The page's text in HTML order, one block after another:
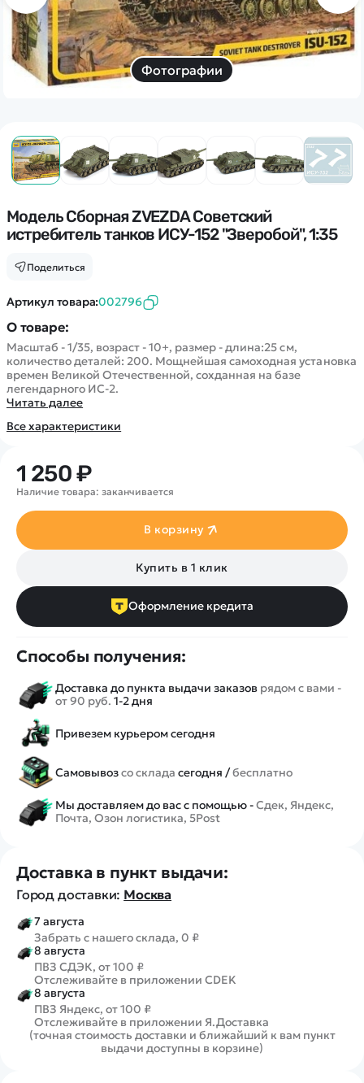
Фотографии
Модель Сборная ZVEZDA Советский
истребитель танков ИСУ-152 "Зверобой", 1:35
Поделиться
Артикул товара:002796
О товаре:
Масштаб - 1/35, возраст - 10+, размер - длина:25 см,
количество деталей: 200. Мощнейшая самоходная установка
времен Великой Отечественной, сохданная на базе
легендарного ИС-2.
Читать далее
Все характеристики
1 250 ₽
Наличие товара: заканчивается
В корзину
Купить в 1 клик
Оформление кредита
Способы получения:
Доставка до пункта выдачи заказов рядом с вами -
от 90 руб. 1-2 дня
Привезем курьером сегодня
Самовывозсо склада сегодня /бесплатно
Мы доставляем до вас с помощью -Сдек, Яндекс,
Почта, Озон логистика, 5Post
Доставка в пункт выдачи:
Город доставки: Москва
7 августа
Забрать с нашего склада, 0 ₽
8 августа
ПВЗ СДЭК, от 100 ₽
Отслеживайте в приложении CDEK
8 августа
ПВЗ Яндекс, от 100 ₽
Отслеживайте в приложении Я.Доставка
(точная стоимость доставки и ближайший к вам пункт
выдачи доступны в корзине)
Дополнительный способ связи
WhatsApp/Мобильный
Есть вопрос? Можем связаться с вами
Наши соцсети:
Каталог
Квадрокоптеры
Машинки
Танки
Вертолеты
Катера
Роботы
Самолеты
Детские электромобили
Железные дороги
Конструкторы
Запчасти для моделей
Информация
Оптовые продажи
Блог
Статьи про беспилотники
Обзор квадрокоптеров
Покупка в кредит
Покупателю
Контакты
Оплата и доставка
Отследить заказ
Оплата на сайте